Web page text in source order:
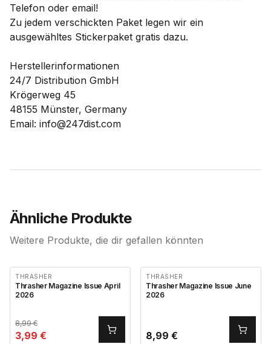
Telefon oder email!
Zu jedem verschickten Paket legen wir ein
ausgewähltes Stickerpaket gratis dazu.
Herstellerinformationen
24/7 Distribution GmbH
Krögerweg 45
48155 Münster, Germany
Email: info@247dist.com
Ähnliche Produkte
Weitere Produkte, die dir gefallen könnten
THRASHER
Thrasher Magazine Issue April
2026
8,99€
3,99 €
THRASHER
Thrasher Magazine Issue June
2026
8,99 €